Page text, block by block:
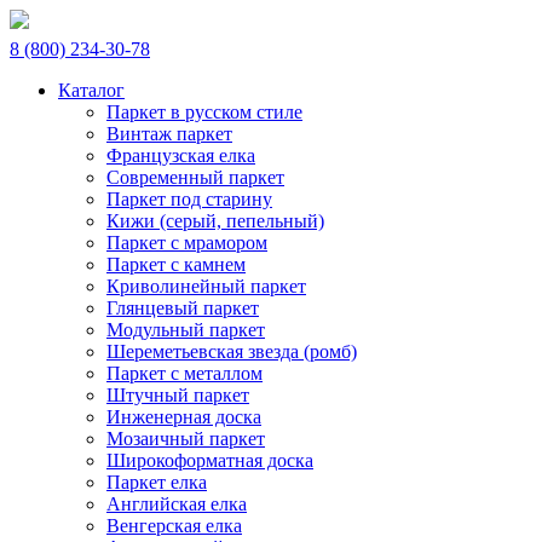
8 (800) 234-30-78
Каталог
Паркет в русском стиле
Винтаж паркет
Французская елка
Современный паркет
Паркет под старину
Кижи (серый, пепельный)
Паркет с мрамором
Паркет с камнем
Криволинейный паркет
Глянцевый паркет
Модульный паркет
Шереметьевская звезда (ромб)
Паркет с металлом
Штучный паркет
Инженерная доска
Мозаичный паркет
Широкоформатная доска
Паркет елка
Английская елка
Венгерская елка